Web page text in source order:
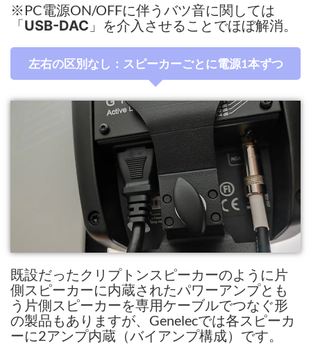
※PC電源ON/OFFに伴うバツ音に関しては
「USB-DAC 」を介入させることでほぼ解消。
左右の区別なし：スピーカーごとに電源1本ずつ
既設だったクリプトンスピーカーのように片
側スピーカーに内蔵されたパワーアンプとも
う片側スピーカーを専用ケーブルでつなぐ形
の製品もありますが、Genelecでは各スピーカ
ーに2アンプ内蔵（バイアンプ構成）です。